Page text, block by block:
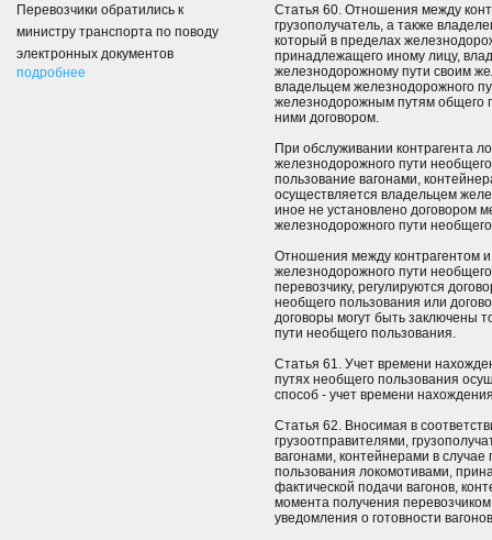
Статья 60. Отношения между
грузополучатель, а также
который в пределах
принадлежащего иному лицу,
железнодорожному пути своим
владельцем железнодорожного
железнодорожным путям общего
ними договором.
При обслуживании контрагента
железнодорожного пути
пользование вагонами,
осуществляется владельцем
иное не установлено договором
железнодорожного пути
Отношения между контрагентом
железнодорожного пути
перевозчику, регулируются
необщего пользования или
договоры могут быть заключены
пути необщего пользования.
Статья 61. Учет времени
путях необщего пользования
способ - учет времени
Статья 62. Вносимая в
грузоотправителями,
вагонами, контейнерами в
пользования локомотивами,
фактической подачи вагонов,
момента получения
уведомления о готовности
Перевозчики обратились к
министру транспорта по поводу
электронных документов
подробнее